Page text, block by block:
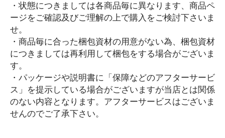
外付けメモリー
まとめ売り・セット
車・バイク用品
充電器
スマホ・iPhoneアクセサリー
iPhone用その他アクセサリー
スマートウォッチ関連
まとめ売り・セット
・状態につきましては各商品毎に異なります、商品ペ
ージをご確認及びご理解の上で購入をご検討下さいま
せ。
・商品毎に合った梱包資材の用意がない為、梱包資材
につきましては再利用して梱包をする場合がございま
す。
・パッケージや説明書に「保障などのアフターサービ
ス」を提示している場合がございますが当店とは関係
のない内容となります。アフターサービスはございま
せんのでご了承下さい。